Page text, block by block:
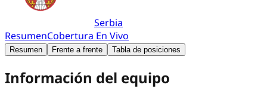
Serbia
ResumenCobertura En Vivo
Resumen Frente a frente Tabla de posiciones
Información del equipo